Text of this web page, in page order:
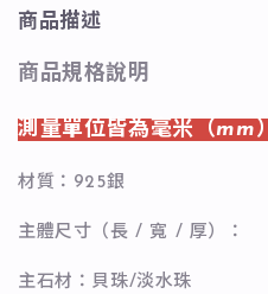
商品描述
商品規格說明
測量單位皆為毫米（mm）
材質：925銀
主體尺寸（長 / 寬 / 厚）：
主石材：貝珠/淡水珠